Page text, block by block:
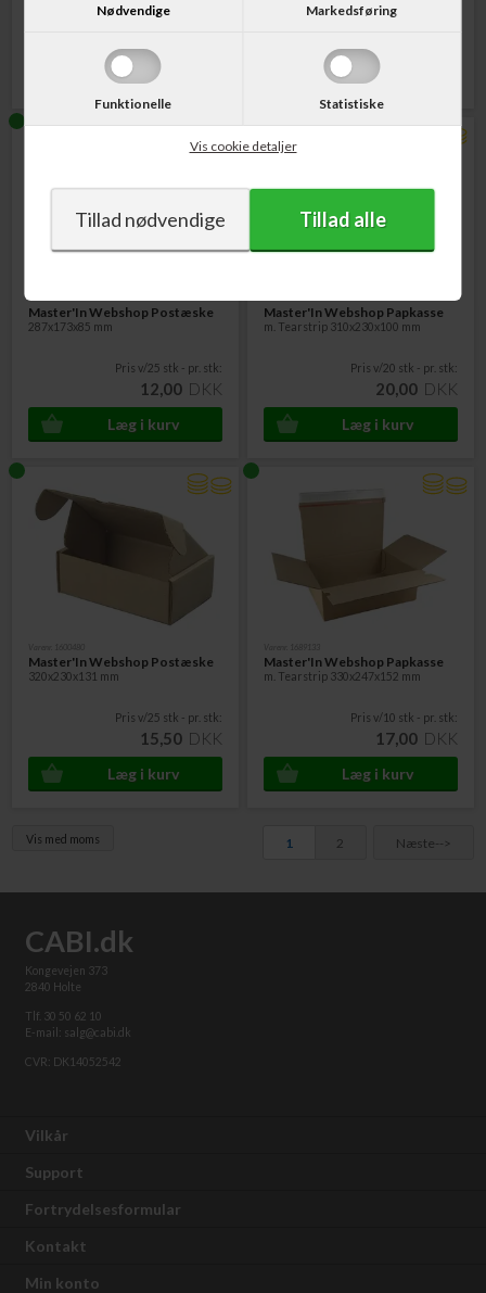
Nødvendige Markedsføring
Funktionelle Statistiske
Vis cookie detaljer
Pris v/25 stk - pr. stk: Pris v/20 stk - pr. stk:
Varenr. 1600476
Master'In Webshop Postæske
287x173x85 mm
Pris v/25 stk - pr. stk:
12,00 DKK
Master'In Webshop Papkasse
m. Tearstrip 310x230x100 mm
Pris v/20 stk - pr. stk:
20,00 DKK
Master'In Webshop Postæske
320x230x131 mm
Pris v/25 stk - pr. stk:
15,50 DKK
Master'In Webshop Papkasse
m. Tearstrip 330x247x152 mm
Pris v/10 stk - pr. stk:
17,00 DKK
Vis med moms 1 2 Næste-->
CABI.dk
Kongevejen 373
2840 Holte
Tlf. 30 50 62 10
E-mail: salg@cabi.dk
CVR: DK14052542
Vilkår
Support
Fortrydelsesformular
Kontakt
Min konto